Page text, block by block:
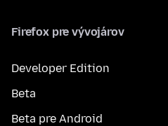
Firefox pre vývojárov
Developer Edition
Beta
Beta pre Android